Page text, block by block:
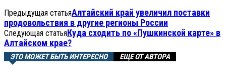
Предыдущая статьяАлтайский край увеличил поставки
продовольствия в другие регионы России
Следующая статьяКуда сходить по «Пушкинской карте» в
Алтайском крае?
ЭТО МОЖЕТ БЫТЬ ИНТЕРЕСНО ЕЩЕ ОТ АВТОРА